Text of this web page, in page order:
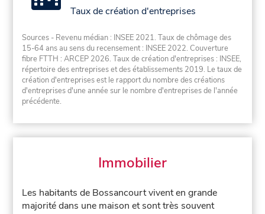
Taux de création d'entreprises
Sources - Revenu médian : INSEE 2021. Taux de chômage des
15-64 ans au sens du recensement : INSEE 2022. Couverture
fibre FTTH : ARCEP 2026. Taux de création d'entreprises : INSEE,
répertoire des entreprises et des établissements 2019. Le taux de
création d'entreprises est le rapport du nombre des créations
d'entreprises d'une année sur le nombre d'entreprises de l'année
précédente.
Immobilier
Les habitants de Bossancourt vivent en grande
majorité dans une maison et sont très souvent